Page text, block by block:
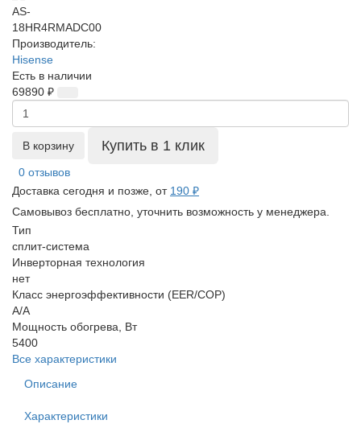
Производитель:
Hisense
Есть в наличии
69890 ₽
В корзину Купить в 1 клик
0 отзывов
Доставка сегодня и позже, от 190 ₽
Самовывоз бесплатно, уточнить возможность у менеджера.
Тип
сплит-система
Инверторная технология
нет
Класс энергоэффективности (EER/COP)
A/A
Мощность обогрева, Вт
5400
Все характеристики
Описание
Характеристики